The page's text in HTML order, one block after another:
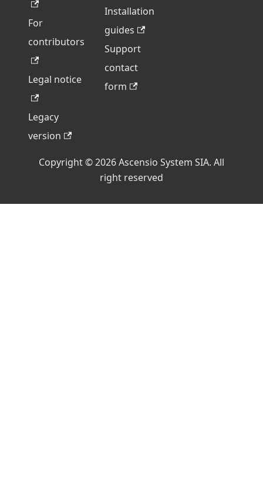
For
contributors
Legal notice
Legacy
version
Installation
guides
Support
contact
form
Copyright © 2026 Ascensio System SIA. All
right reserved